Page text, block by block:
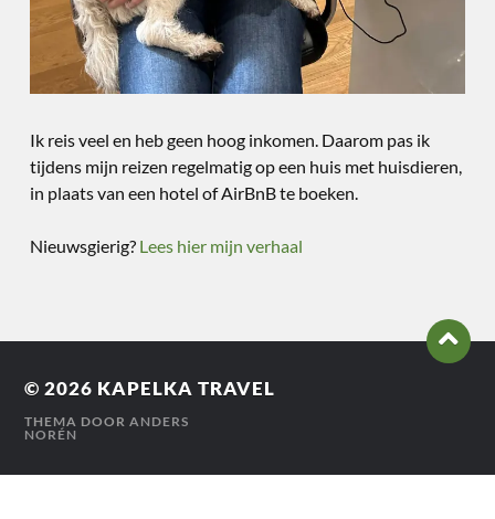
Ik reis veel en heb geen hoog inkomen. Daarom pas ik
tijdens mijn reizen regelmatig op een huis met huisdieren,
in plaats van een hotel of AirBnB te boeken.
Nieuwsgierig? Lees hier mijn verhaal
© 2026 KAPELKA TRAVEL
THEMA DOORANDERS
NORÉN